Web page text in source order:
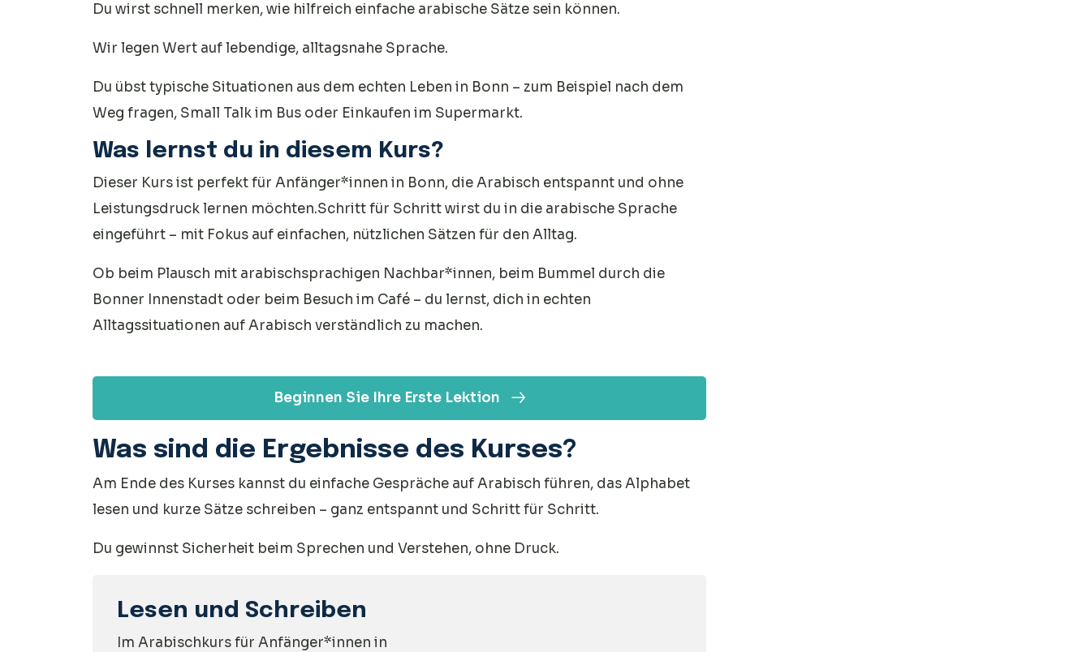
Du wirst schnell merken, wie hilfreich einfache arabische Sätze sein können.
Wir legen Wert auf lebendige, alltagsnahe Sprache.
Du übst typische Situationen aus dem echten Leben in Bonn – zum Beispiel nach dem
Weg fragen, Small Talk im Bus oder Einkaufen im Supermarkt.
Was lernst du in diesem Kurs?
Dieser Kurs ist perfekt für Anfänger*innen in Bonn, die Arabisch entspannt und ohne
Leistungsdruck lernen möchten.Schritt für Schritt wirst du in die arabische Sprache
eingeführt – mit Fokus auf einfachen, nützlichen Sätzen für den Alltag.
Ob beim Plausch mit arabischsprachigen Nachbar*innen, beim Bummel durch die
Bonner Innenstadt oder beim Besuch im Café – du lernst, dich in echten
Alltagssituationen auf Arabisch verständlich zu machen.
Beginnen Sie Ihre Erste Lektion
Was sind die Ergebnisse des Kurses?
Am Ende des Kurses kannst du einfache Gespräche auf Arabisch führen, das Alphabet
lesen und kurze Sätze schreiben – ganz entspannt und Schritt für Schritt.
Du gewinnst Sicherheit beim Sprechen und Verstehen, ohne Druck.
Lesen und Schreiben
Im Arabischkurs für Anfänger*innen in